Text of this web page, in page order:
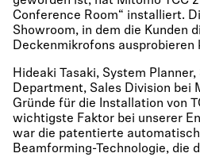
Conference Room“ installiert.
Showroom, in dem die Kunden
Deckenmikrofons ausprobieren
Hideaki Tasaki, System
Department, Sales Division bei
Gründe für die Installation von
wichtigste Faktor bei unserer
war die patentierte
Beamforming-Technologie, die